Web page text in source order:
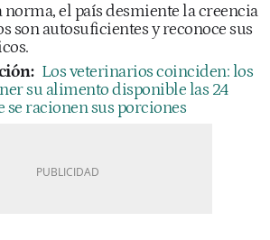
norma, el país desmiente la creencia
son autosuficientes y reconoce sus
Los veterinarios coinciden: los
su alimento disponible las 24
se racionen sus porciones